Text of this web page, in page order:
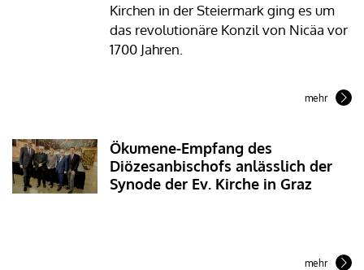
Kirchen in der Steiermark ging es um
das revolutionäre Konzil von Nicäa vor
1700 Jahren.
mehr
Ökumene-Empfang des
Diözesanbischofs anlässlich der
Synode der Ev. Kirche in Graz
mehr